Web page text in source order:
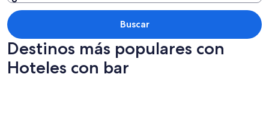
Buscar
Destinos más populares con
Hoteles con bar